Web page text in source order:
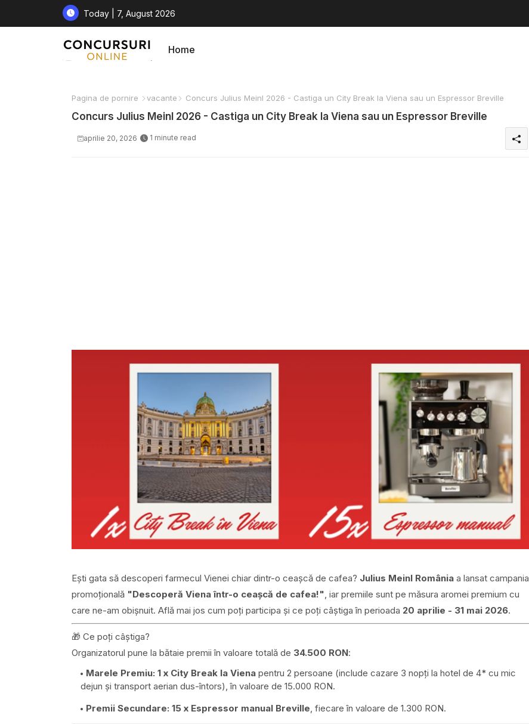
Today | 7, August 2026
Home
Pagina de pornire vacante Concurs Julius Meinl 2026 - Castiga un City Break la Viena sau un Espressor Breville
Concurs Julius Meinl 2026 - Castiga un City Break la Viena sau un Espressor Breville
aprilie 20, 2026 1 minute read
Ești gata să descoperi farmecul Vienei chiar dintr-o ceașcă de cafea? Julius Meinl Româniaa lansat campania
promoțională "Descoperă Viena într-o ceașcă de cafea!", iar premiile sunt pe măsura aromei premium cu
care ne-am obișnuit. Află mai jos cum poți participa și ce poți câștiga în perioada 20 aprilie - 31 mai 2026.
🎁 Ce poți câștiga?
Organizatorul pune la bătaie premii în valoare totală de 34.500 RON:
Marele Premiu: 1 x City Break la Vienapentru 2 persoane (include cazare 3 nopți la hotel de 4* cu mic
dejun și transport aerian dus-întors), în valoare de 15.000 RON.
Premii Secundare: 15 x Espressor manual Breville, fiecare în valoare de 1.300 RON.